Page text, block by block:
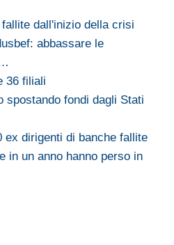
fallite dall'inizio della crisi
abbassare le
36 filiali
spostando fondi dagli Stati
ex dirigenti di banche fallite
in un anno hanno perso in